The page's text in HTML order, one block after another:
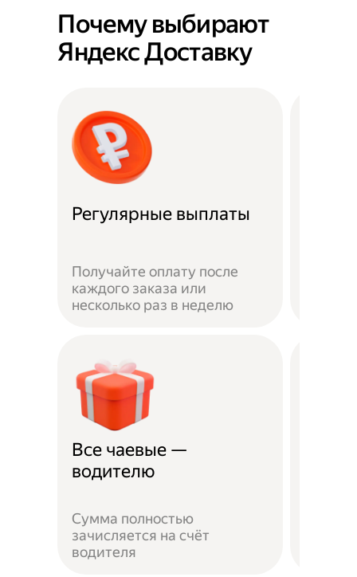
Почему выбирают
Яндекс Доставку
Регулярные выплаты
Получайте оплату после
каждого заказа или
несколько раз в неделю
Все чаевые —
водителю
Сумма полностью
зачисляется на счёт
водителя